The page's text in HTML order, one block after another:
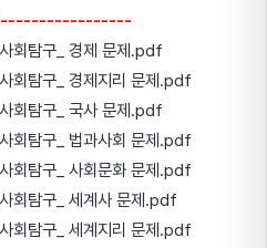
회탐구_ 경제 문제.pdf
회탐구_ 경제지리 문제.pdf
회탐구_ 국사 문제.pdf
회탐구_ 법과사회 문제.pdf
회탐구_ 사회문화 문제.pdf
회탐구_ 세계사 문제.pdf
회탐구_ 세계지리 문제.pdf